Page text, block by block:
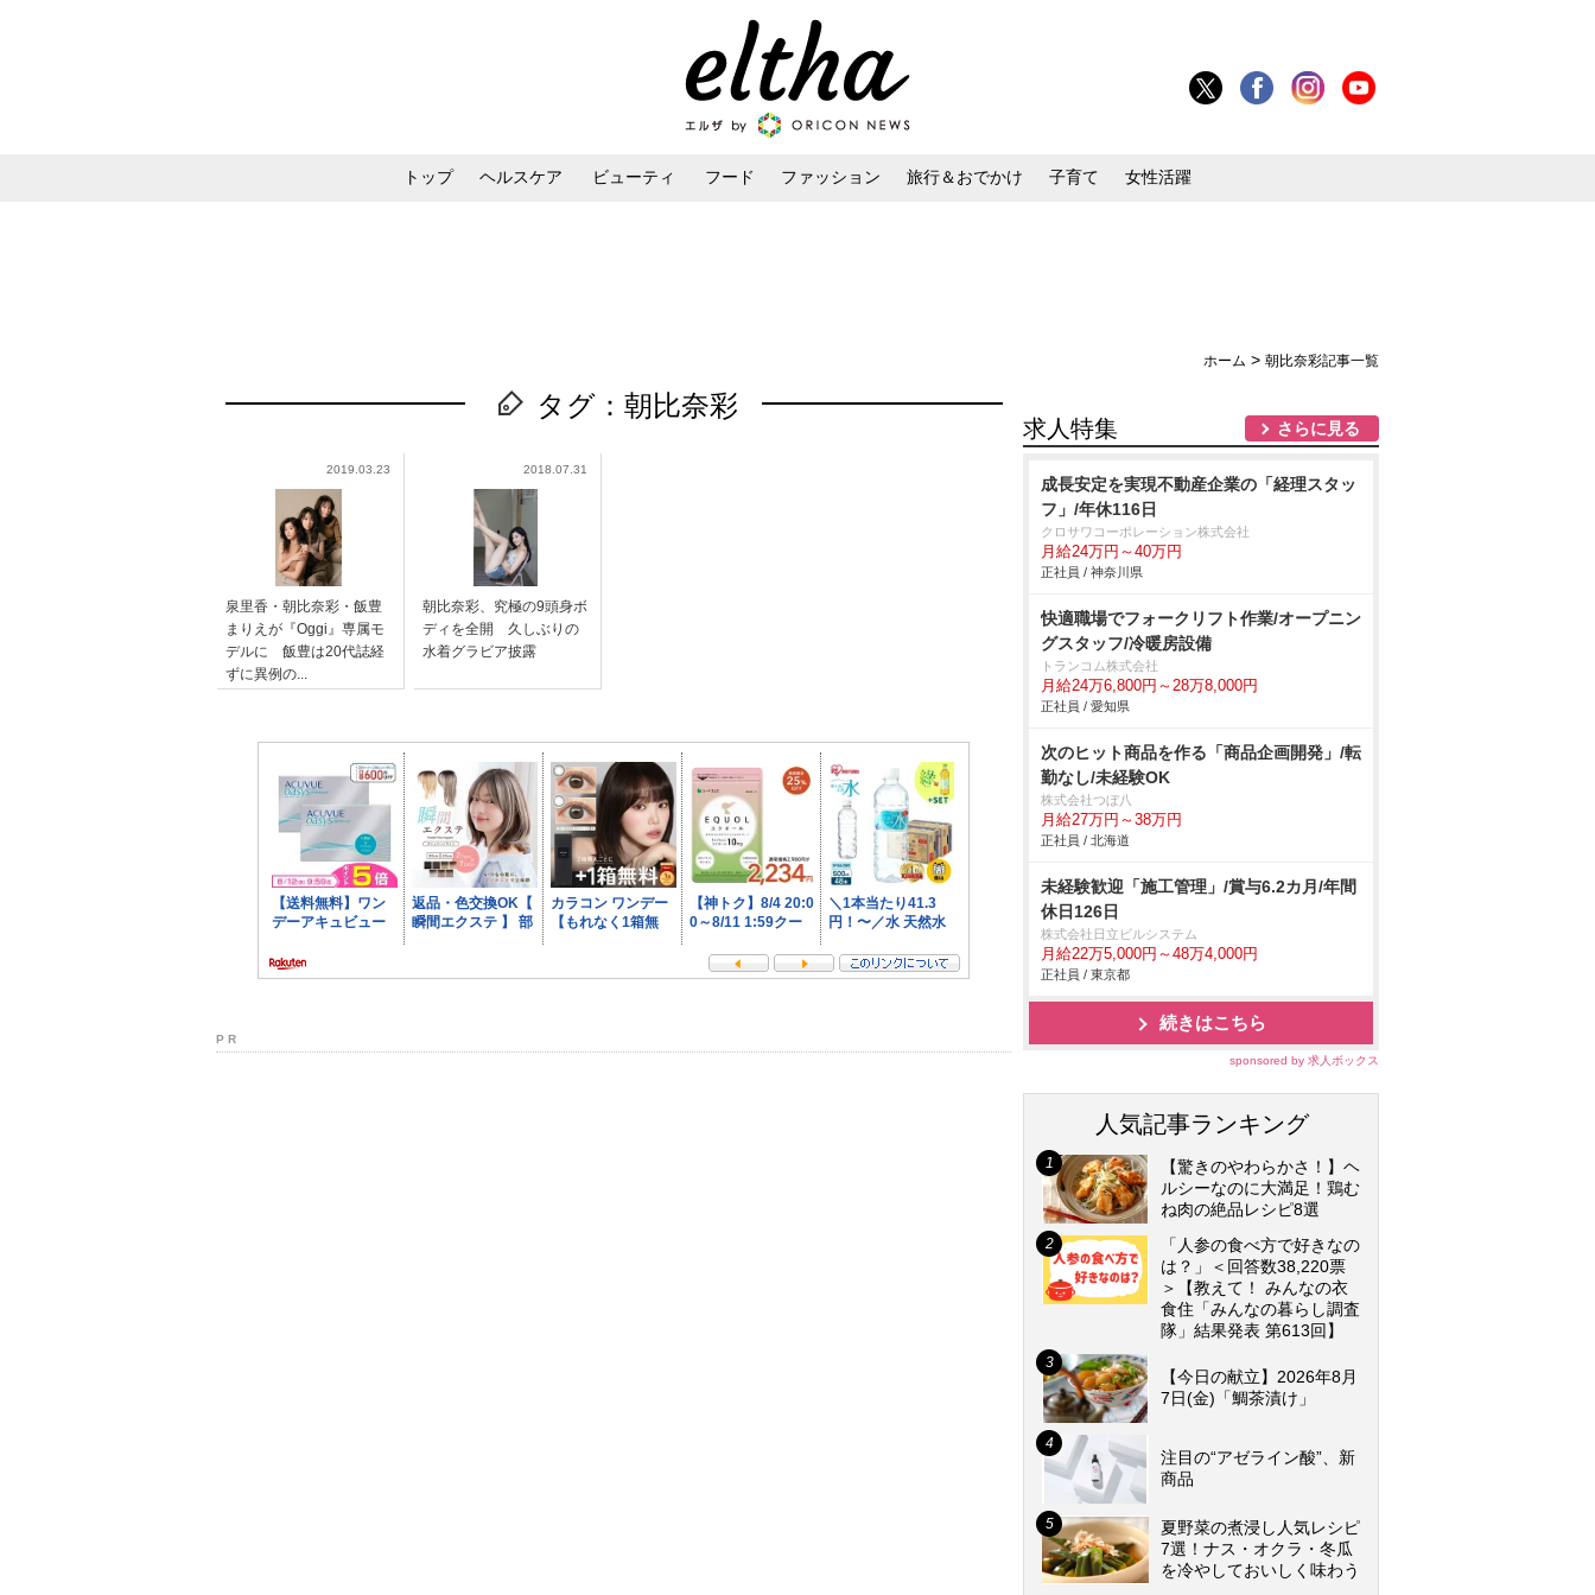
トップ ヘルスケア ビューティ フード ファッション 旅行＆おでかけ 子育て 女性活躍
ホーム > 朝比奈彩記事一覧
タグ：朝比奈彩
2019.03.23
泉里香・朝比奈彩・飯豊
まりえが『Oggi』専属モ
デルに 飯豊は20代誌経
ずに異例の...
2018.07.31
朝比奈彩、究極の9頭身ボ
ディを全開 久しぶりの
水着グラビア披露
P R
求人特集 さらに見る
成長安定を実現不動産企業の「経理スタッ
フ」/年休116日
クロサワコーポレーション株式会社
月給24万円～40万円
正社員 / 神奈川県
快適職場でフォークリフト作業/オープニン
グスタッフ/冷暖房設備
トランコム株式会社
月給24万6,800円～28万8,000円
正社員 / 愛知県
次のヒット商品を作る「商品企画開発」/転
勤なし/未経験OK
株式会社つぼ八
月給27万円～38万円
正社員 / 北海道
未経験歓迎「施工管理」/賞与6.2カ月/年間
休日126日
株式会社日立ビルシステム
月給22万5,000円～48万4,000円
正社員 / 東京都
続きはこちら
sponsored by 求人ボックス
人気記事ランキング
【驚きのやわらかさ！】ヘ
ルシーなのに大満足！鶏む
ね肉の絶品レシピ8選
「人参の食べ方で好きなの
は？」＜回答数38,220票
＞【教えて！ みんなの衣
食住「みんなの暮らし調査
隊」結果発表 第613回】
【今日の献立】2026年8月
7日(金)「鯛茶漬け」
注目の“アゼライン酸”、新
商品
夏野菜の煮浸し人気レシピ
7選！ナス・オクラ・冬瓜
を冷やしておいしく味わう